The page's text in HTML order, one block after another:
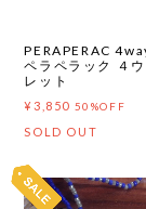
PERAPERAC
ペラペラック ４
レット
¥3,850 50%OFF
SOLD OUT